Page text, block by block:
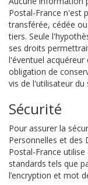
Postal-France n'est
transférée, cédée
tiers. Seule
ses droits
l'éventuel
obligation de
vis de l'utilisateur du
Sécurité
Pour assurer la
Personnelles et des
Postal-France
standards tels que
l’encryption et mot